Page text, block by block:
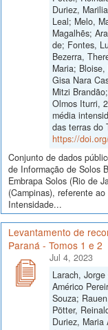
Duriez,
Leal; Melo,
Magalhẽs;
de; Fontes,
Bezerra,
Maria;
Gisa Nara
Mitzi
Olmos Iturri,
média
das terras do
https://
Conjunto de dados
de Informação de Solos
Embrapa Solos (Rio de
(Campinas), referente
Intensidade...
Levantamento de
Paraná - Tomos 1 e 2
Jul 4, 2023
Larach,
Américo
Souza;
Pötter,
Duriez, Maria